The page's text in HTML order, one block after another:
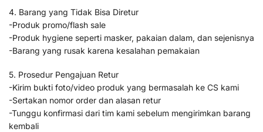
4. Barang yang Tidak Bisa Diretur
-Produk promo/flash sale
-Produk hygiene seperti masker, pakaian dalam, dan sejenisnya
-Barang yang rusak karena kesalahan pemakaian
5. Prosedur Pengajuan Retur
-Kirim bukti foto/video produk yang bermasalah ke CS kami
-Sertakan nomor order dan alasan retur
-Tunggu konfirmasi dari tim kami sebelum mengirimkan barang
kembali